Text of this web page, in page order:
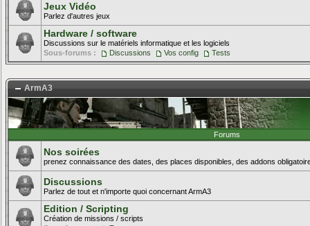
Jeux Vidéo
Parlez d'autres jeux
Hardware / software
Discussions sur le matériels informatique et les logiciels
Sous-forums :
Discussions Vos config Tests
ArmA3
Forums
Nos soirées
prenez connaissance des dates, des places disponibles, des addons
Discussions
Parlez de tout et n'importe quoi concernant ArmA3
Edition / Scripting
Création de missions / scripts